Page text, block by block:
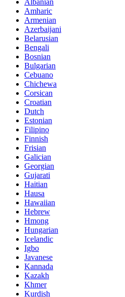
Albanian
Amharic
Armenian
Azerbaijani
Belarusian
Bengali
Bosnian
Bulgarian
Cebuano
Chichewa
Corsican
Croatian
Dutch
Estonian
Filipino
Finnish
Frisian
Galician
Georgian
Gujarati
Haitian
Hausa
Hawaiian
Hebrew
Hmong
Hungarian
Icelandic
Igbo
Javanese
Kannada
Kazakh
Khmer
Kurdish